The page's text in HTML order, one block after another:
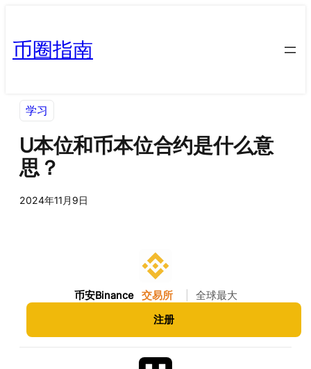
币圈指南
学习
U本位和币本位合约是什么意
思？
2024年11月9日
币安Binance 交易所 全球最大
注册